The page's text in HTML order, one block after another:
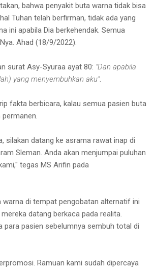
bahwa penyakit buta warna tidak bisa
Tuhan telah berfirman, tidak ada yang
ini apabila Dia berkehendak. Semua
Ahad (18/9/2022).
surat Asy-Syuraa ayat 80: "Dan apabila
yang menyembuhkan aku".
fakta berbicara, kalau semua pasien buta
silakan datang ke asrama rawat inap di
Sleman. Anda akan menjumpai puluhan
tegas MS Arifin pada
warna di tempat pengobatan alternatif ini
datang berkaca pada realita.
para pasien sebelumnya sembuh total di
Ramuan kami sudah dipercaya